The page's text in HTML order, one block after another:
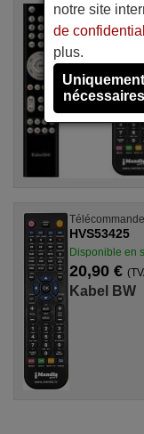
HVS53425
Disponible en
20,90 €
Kabel BW
notre site
de
plus.
Uniquement
nécessaires